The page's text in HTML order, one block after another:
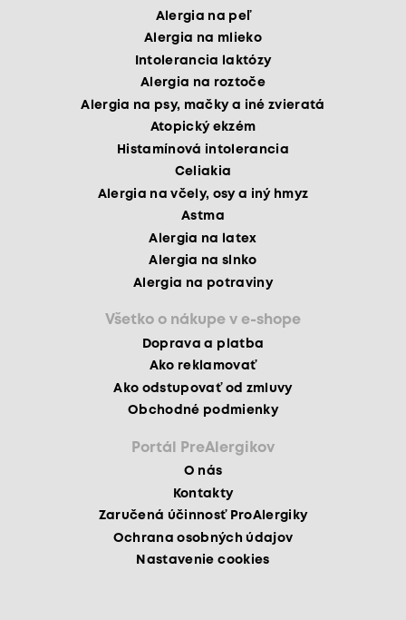
Alergia na peľ
Alergia na mlieko
Intolerancia laktózy
Alergia na roztoče
Alergia na psy, mačky a iné zvieratá
Atopický ekzém
Histamínová intolerancia
Celiakia
Alergia na včely, osy a iný hmyz
Astma
Alergia na latex
Alergia na slnko
Alergia na potraviny
Všetko o nákupe v e-shope
Doprava a platba
Ako reklamovať
Ako odstupovať od zmluvy
Obchodné podmienky
Portál PreAlergikov
O nás
Kontakty
Zaručená účinnosť ProAlergiky
Ochrana osobných údajov
Nastavenie cookies